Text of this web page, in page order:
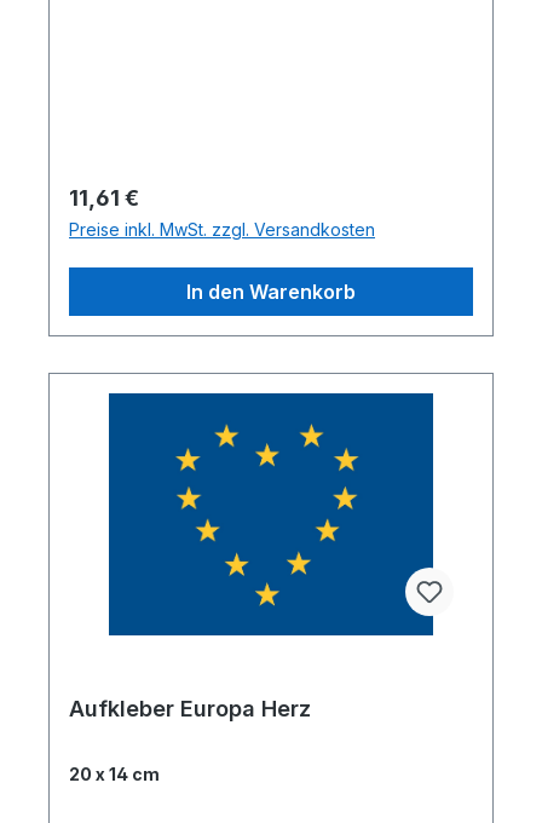
Regulärer Preis:
11,61 €
Preise inkl. MwSt. zzgl. Versandkosten
In den Warenkorb
Aufkleber Europa Herz
20 x 14 cm